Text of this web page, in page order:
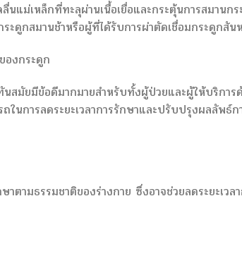
แม่เหล็กที่ทะลุผ่านเนื้อเยื่อและกระตุ้นการสมานกร
ดูกสมานช้าหรือผู้ที่ได้รับการผ่าตัดเชื่อมกระดูกสัน
องกระดูก
นสมัยมีข้อดีมากมายสำหรับทั้งผู้ป่วยและผู้ให้บริกา
นการลดระยะเวลาการรักษาและปรับปรุงผลลัพธ์ก
ตามธรรมชาติของร่างกาย ซึ่งอาจช่วยลดระยะเว